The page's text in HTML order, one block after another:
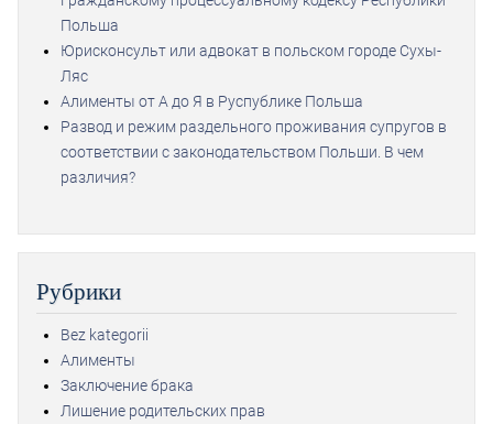
Польша
Юрисконсульт или адвокат в польском городе Сухы-
Ляс
Алименты от А до Я в Руспублике Польша
Развод и режим раздельного проживания супругов в
соответствии с законодательством Польши. В чем
различия?
Рубрики
Bez kategorii
Алименты
Заключение брака
Лишение родительских прав